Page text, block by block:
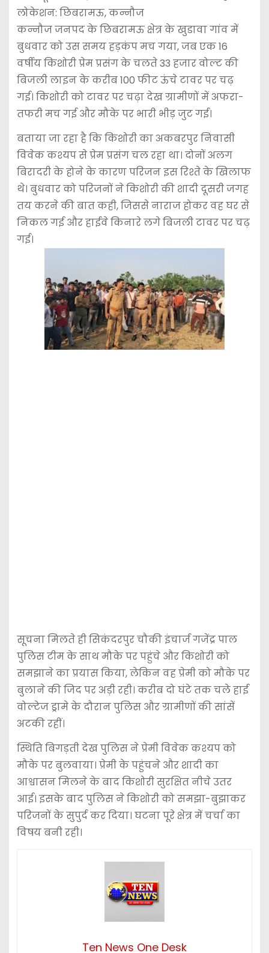
लोकेशन: छिबरामऊ, कन्नौज
कन्नौज जनपद के छिबरामऊ क्षेत्र के खुडावा गांव में
बुधवार को उस समय हड़कंप मच गया, जब एक 16
वर्षीय किशोरी प्रेम प्रसंग के चलते 33 हजार वोल्ट की
बिजली लाइन के करीब 100 फीट ऊंचे टावर पर चढ़
गई। किशोरी को टावर पर चढ़ा देख ग्रामीणों में अफरा-
तफरी मच गई और मौके पर भारी भीड़ जुट गई।
बताया जा रहा है कि किशोरी का अकबरपुर निवासी
विवेक कश्यप से प्रेम प्रसंग चल रहा था। दोनों अलग
बिरादरी के होने के कारण परिजन इस रिश्ते के खिलाफ
थे। बुधवार को परिजनों ने किशोरी की शादी दूसरी जगह
तय करने की बात कही, जिससे नाराज होकर वह घर से
निकल गई और हाईवे किनारे लगे बिजली टावर पर चढ़
गई।
सूचना मिलते ही सिकंदरपुर चौकी इंचार्ज गजेंद्र पाल
पुलिस टीम के साथ मौके पर पहुंचे और किशोरी को
समझाने का प्रयास किया, लेकिन वह प्रेमी को मौके पर
बुलाने की जिद पर अड़ी रही। करीब दो घंटे तक चले हाई
वोल्टेज ड्रामे के दौरान पुलिस और ग्रामीणों की सांसें
अटकी रहीं।
स्थिति बिगड़ती देख पुलिस ने प्रेमी विवेक कश्यप को
मौके पर बुलवाया। प्रेमी के पहुंचने और शादी का
आश्वासन मिलने के बाद किशोरी सुरक्षित नीचे उतर
आई। इसके बाद पुलिस ने किशोरी को समझा-बुझाकर
परिजनों के सुपुर्द कर दिया। घटना पूरे क्षेत्र में चर्चा का
विषय बनी रही।
Ten News One Desk